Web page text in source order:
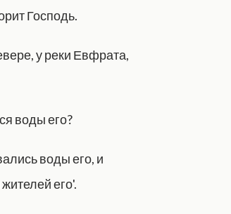
Господь.
у реки Евфрата,
воды его?
воды его, и
его'.